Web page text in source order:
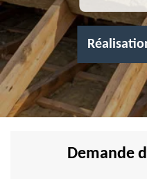
Demande